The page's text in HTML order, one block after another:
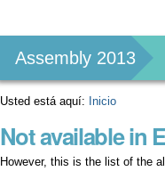
Assembly 2013
Usted está aquí: Inicio
Not available in
However, this is the list of the